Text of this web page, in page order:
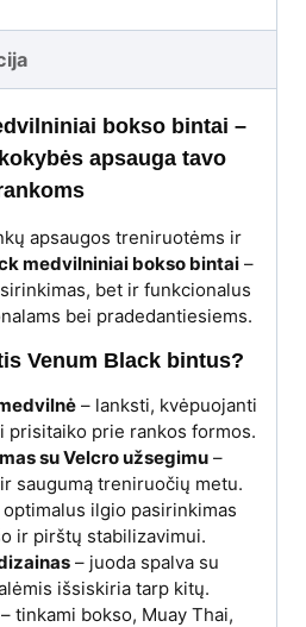
bokso bintai –
apsauga tavo
apsaugos treniruotėms ir
medvilniniai bokso bintai–
bet ir funkcionalus
bei pradedantiesiems.
Venum Black bintus?
– lanksti, kvėpuojanti
prisitaiko prie rankos formos.
su Velcro užsegimu–
saugumą treniruočių metu.
ilgio pasirinkimas
ir pirštų stabilizavimui.
– juoda spalva su
išsiskiria tarp kitų.
tinkami bokso, Muay Thai,